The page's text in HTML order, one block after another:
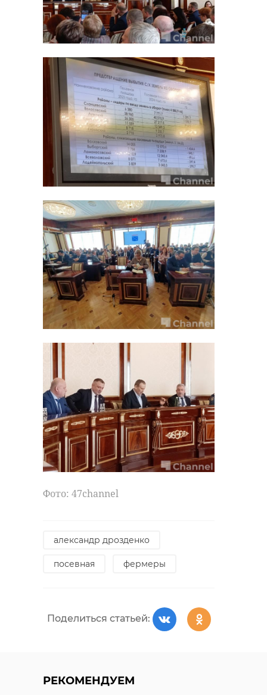
Фото: 47channel
александр дрозденко
посевная фермеры
Поделиться статьей:
РЕКОМЕНДУЕМ
РЕКОМЕНДУЕМ
Десятиклассник
из Бокситогорска
Родион
Добромыслов п ...
17 апреля 2023, 15:12
Родион
Ленобласти
1 место в зак
03 апреля 2024, 12:01